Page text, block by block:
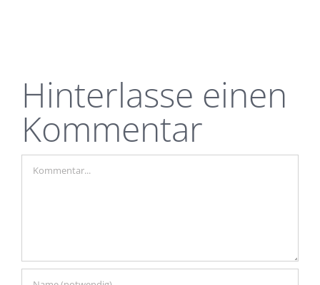
Hinterlasse einen
Kommentar